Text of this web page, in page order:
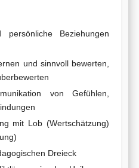
persönliche Beziehungen
und sinnvoll bewerten,
von Gefühlen,
mit Lob (Wertschätzung)
Dreieck